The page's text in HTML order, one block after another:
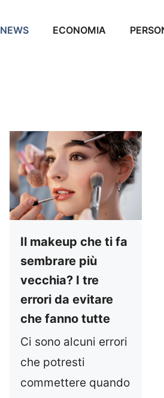
NEWS ECONOMIA
Il makeup che ti fa
sembrare più
vecchia? I tre
errori da evitare
che fanno tutte
Ci sono alcuni errori
che potresti
commettere quando